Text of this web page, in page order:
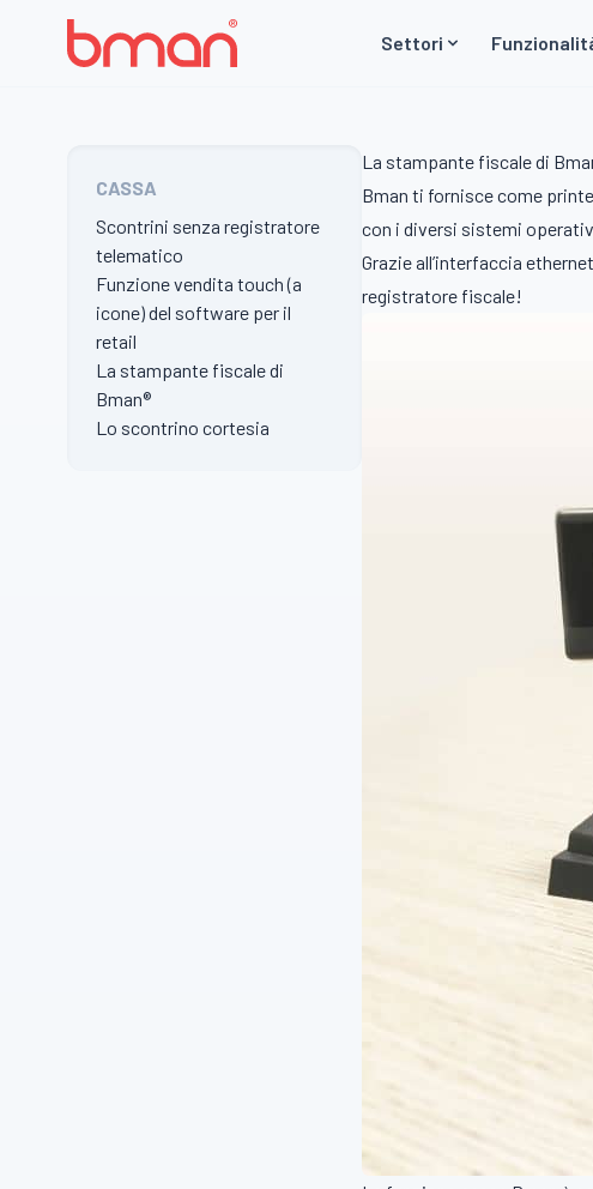
Settori
CASSA
Scontrini senza registratore
telematico
Funzione vendita touch (a
icone) del software per il
retail
La stampante fiscale di
Bman®
Lo scontrino cortesia
La stampante fiscale di
Bman ti fornisce come
con i diversi sistemi
Grazie all’interfaccia
registratore fiscale!